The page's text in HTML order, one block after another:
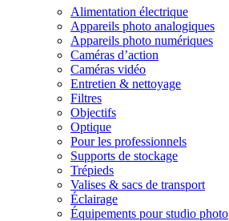
Alimentation électrique
Appareils photo analogiques
Appareils photo numériques
Caméras d’action
Caméras vidéo
Entretien & nettoyage
Filtres
Objectifs
Optique
Pour les professionnels
Supports de stockage
Trépieds
Valises & sacs de transport
Éclairage
Équipements pour studio photo